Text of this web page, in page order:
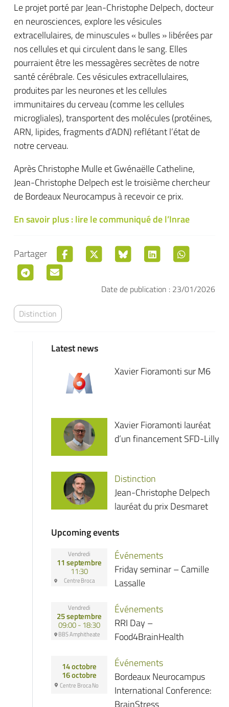
Le projet porté par Jean-Christophe Delpech, docteur
en neurosciences, explore les vésicules
extracellulaires, de minuscules « bulles » libérées par
nos cellules et qui circulent dans le sang. Elles
pourraient être les messagères secrètes de notre
santé cérébrale. Ces vésicules extracellulaires,
produites par les neurones et les cellules
immunitaires du cerveau (comme les cellules
microgliales), transportent des molécules (protéines,
ARN, lipides, fragments d’ADN) reflétant l’état de
notre cerveau.
Après Christophe Mulle et Gwénaëlle Catheline,
Jean-Christophe Delpech est le troisième chercheur
de Bordeaux Neurocampus à recevoir ce prix.
En savoir plus : lire le communiqué de l’Inrae
Partager
Date de publication : 23/01/2026
Distinction
Latest news
Xavier Fioramonti sur M6
Xavier Fioramonti lauréat
d’un financement SFD-Lilly
Distinction
Jean-Christophe Delpech
lauréat du prix Desmaret
Upcoming events
Vendredi
11 septembre
11:30
Centre Broca
Événements
Friday seminar – Camille
Lassalle
Vendredi
25 septembre
09:00 - 18:30
BBS Amphitheate
Événements
RRI Day –
Food4BrainHealth
14 octobre
16 octobre
Centre Broca No
Événements
Bordeaux Neurocampus
International Conference: